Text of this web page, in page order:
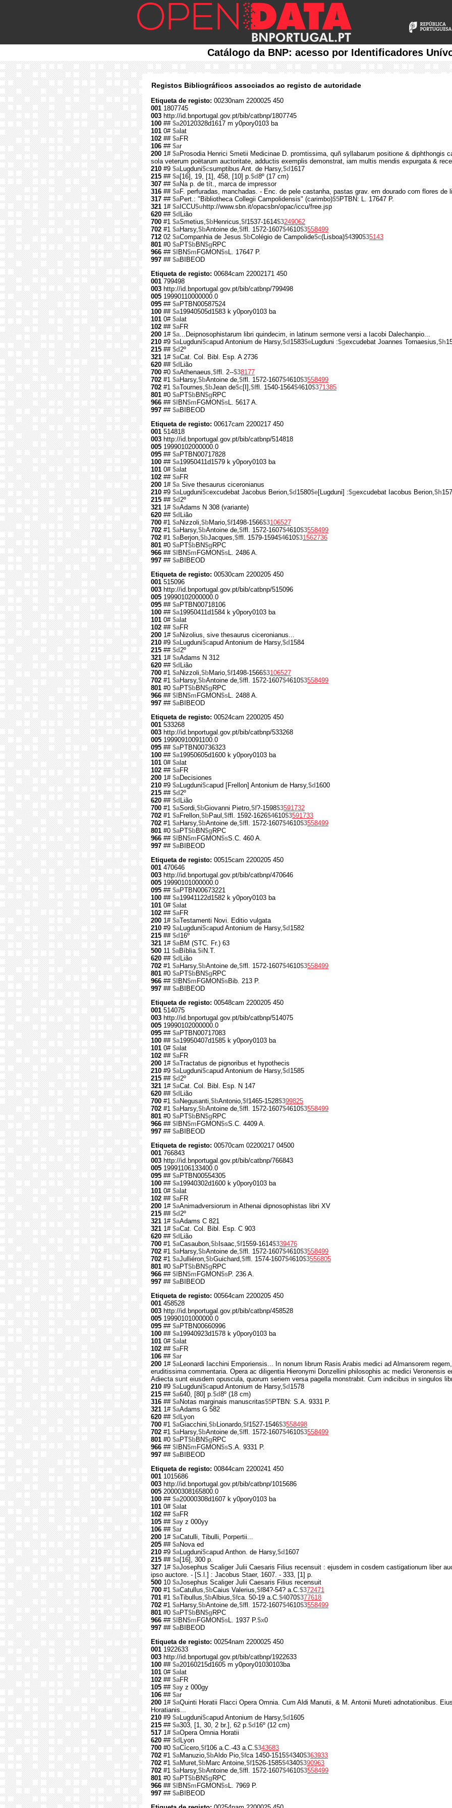
Catálogo da BNP: acesso por Identificadores
Registos Bibliográficos associados ao registo de autoridade
Etiqueta de registo: 00230nam 2200025 450
001 1807745
003 http://id.bnportugal.gov.pt/bib/catbnp/1807745
100 ## $a20120328d1617 m y0pory0103 ba
101 0# $alat
102 ## $aFR
106 ## $ar
200 1# $aProsodia Henrici Smetii Medicinae D. promtissima, quñ syllabarum positione & diphthongis
sola veterum poëtarum auctoritate, adductis exemplis demonstrat, iam multis mendis expurgata &
210 #9 $aLugduni$csumptibus Ant. de Harsy,$d 1617
215 ## $a[16], 19, [1], 458, [10] p.$d8º (17 cm)
307 ## $aNa p. de tít., marca de impressor
316 ## $aF. perfuradas, manchadas. - Enc. de pele castanha, pastas grav. em dourado com flores de
317 ## $aPert.: "Bibliotheca Collegii Campolidensis" (carimbo)$5PTBN: L. 17647 P.
321 1# $aICCU$u http://www.sbn.it/opacsbn/opac/iccu/free.jsp
620 ## $d Lião
700 #1 $aSmetius,$bHenricus,$f1537-1614$3249062
702 #1 $aHarsy,$bAntoine de,$ffl. 1572-1607$4610$3558499
712 02 $aCompanhia de Jesus.$bColégio de Campolide$c(Lisboa)$4390$35143
801 #0 $aPT$bBN$g RPC
966 ## $l BN$m FGMON$sL. 17647 P.
997 ## $aBIBEOD
Etiqueta de registo: 00684cam 22002171 450
001 799498
003 http://id.bnportugal.gov.pt/bib/catbnp/799498
005 19990110000000.0
095 ## $aPTBN00587524
100 ## $a19940505d1583 k y0pory0103 ba
101 0# $alat
102 ## $aFR
200 1# $a...Deipnosophistarum libri quindecim, in latinum sermone versi a Iacobi Dalechanpio...
210 #9 $aLugduni$capud Antonium de Harsy,$d 1583$eLugduni :$gexcudebat Joannes Tornaesius,$h
215 ## $d2º
321 1# $aCat. Col. Bibl. Esp. A 2736
620 ## $d Lião
700 #0 $aAthenaeus,$ffl. 2--$38177
702 #1 $aHarsy,$bAntoine de,$ffl. 1572-1607$4610$3558499
702 #1 $aTournes,$bJean de$c[I],$ffl. 1540-1564$4610$371385
801 #0 $aPT$bBN$g RPC
966 ## $l BN$m FGMON$sL. 5617 A.
997 ## $aBIBEOD
Etiqueta de registo: 00617cam 2200217 450
001 514818
003 http://id.bnportugal.gov.pt/bib/catbnp/514818
005 19990102000000.0
095 ## $aPTBN00717828
100 ## $a19950411d1579 k y0pory0103 ba
101 0# $alat
102 ## $aFR
200 1# $aSive thesaurus ciceronianus
210 #9 $aLugduni$cexcudebat Jacobus Berion,$d 1580$e[Lugduni] :$gexcudebat Iacobus Berion,$h
215 ## $d2º
321 1# $aAdams N 308 (variante)
620 ## $d Lião
700 #1 $aNizzoli,$bMario,$f1498-1566$3106527
702 #1 $aHarsy,$bAntoine de,$ffl. 1572-1607$4610$3558499
702 #1 $aBerjon,$bJacques,$ffl. 1579-1594$4610$31562736
801 #0 $aPT$bBN$g RPC
966 ## $l BN$m FGMON$sL. 2486 A.
997 ## $aBIBEOD
Etiqueta de registo: 00530cam 2200205 450
001 515096
003 http://id.bnportugal.gov.pt/bib/catbnp/515096
005 19990102000000.0
095 ## $aPTBN00718106
100 ## $a19950411d1584 k y0pory0103 ba
101 0# $alat
102 ## $aFR
200 1# $aNizolius, sive thesaurus ciceronianus...
210 #9 $aLugduni$capud Antonium de Harsy,$d 1584
215 ## $d2º
321 1# $aAdams N 312
620 ## $d Lião
700 #1 $aNizzoli,$bMario,$f1498-1566$3106527
702 #1 $aHarsy,$bAntoine de,$ffl. 1572-1607$4610$3558499
801 #0 $aPT$bBN$g RPC
966 ## $l BN$m FGMON$sL. 2488 A.
997 ## $aBIBEOD
Etiqueta de registo: 00524cam 2200205 450
001 533268
003 http://id.bnportugal.gov.pt/bib/catbnp/533268
005 19990910091100.0
095 ## $aPTBN00736323
100 ## $a19950605d1600 k y0pory0103 ba
101 0# $alat
102 ## $aFR
200 1# $aDecisiones
210 #9 $aLugduni$capud [Frellon] Antonium de Harsy,$d 1600
215 ## $d2º
620 ## $d Lião
700 #1 $aSordi,$bGiovanni Pietro,$f?-1598$3591732
702 #1 $aFrellon,$bPaul,$ffl. 1592-1626$4610$3591733
702 #1 $aHarsy,$bAntoine de,$ffl. 1572-1607$4610$3558499
801 #0 $aPT$bBN$g RPC
966 ## $l BN$m FGMON$sS.C. 460 A.
997 ## $aBIBEOD
Etiqueta de registo: 00515cam 2200205 450
001 470646
003 http://id.bnportugal.gov.pt/bib/catbnp/470646
005 19990101000000.0
095 ## $aPTBN00673221
100 ## $a19941122d1582 k y0pory0103 ba
101 0# $alat
102 ## $aFR
200 1# $aTestamenti Novi. Editio vulgata
210 #9 $aLugduni$capud Antonium de Harsy,$d 1582
215 ## $d 16º
321 1# $aBM (STC. Fr.) 63
500 11 $aBíblia.$i N.T.
620 ## $d Lião
702 #1 $aHarsy,$bAntoine de,$ffl. 1572-1607$4610$3558499
801 #0 $aPT$bBN$g RPC
966 ## $l BN$m FGMON$sBib. 213 P.
997 ## $aBIBEOD
Etiqueta de registo: 00548cam 2200205 450
001 514075
003 http://id.bnportugal.gov.pt/bib/catbnp/514075
005 19990102000000.0
095 ## $aPTBN00717083
100 ## $a19950407d1585 k y0pory0103 ba
101 0# $alat
102 ## $aFR
200 1# $aTractatus de pignoribus et hypothecis
210 #9 $aLugduni$capud Antonium de Harsy,$d 1585
215 ## $d2º
321 1# $aCat. Col. Bibl. Esp. N 147
620 ## $d Lião
700 #1 $aNegusanti,$bAntonio,$f1465-1528$399825
702 #1 $aHarsy,$bAntoine de,$ffl. 1572-1607$4610$3558499
801 #0 $aPT$bBN$g RPC
966 ## $l BN$m FGMON$sS.C. 4409 A.
997 ## $aBIBEOD
Etiqueta de registo: 00570cam 02200217 04500
001 766843
003 http://id.bnportugal.gov.pt/bib/catbnp/766843
005 19991106133400.0
095 ## $aPTBN00554305
100 ## $a19940302d1600 k y0pory0103 ba
101 0# $alat
102 ## $aFR
200 1# $aAnimadversiorum in Athenai dipnosophistas libri XV
215 ## $d2º
321 1# $aAdams C 821
321 1# $aCat. Col. Bibl. Esp. C 903
620 ## $d Lião
700 #1 $aCasaubon,$b Isaac,$f1559-1614$339476
702 #1 $aHarsy,$bAntoine de,$ffl. 1572-1607$4610$3558499
702 #1 $aJulliéron,$bGuichard,$ffl. 1574-1607$4610$3556805
801 #0 $aPT$bBN$g RPC
966 ## $l BN$m FGMON$sP. 236 A.
997 ## $aBIBEOD
Etiqueta de registo: 00564cam 2200205 450
001 458528
003 http://id.bnportugal.gov.pt/bib/catbnp/458528
005 19990101000000.0
095 ## $aPTBN00660996
100 ## $a19940923d1578 k y0pory0103 ba
101 0# $alat
102 ## $aFR
106 ## $ar
200 1# $aLeonardi Iacchini Emporiensis... In nonum librum Rasis Arabis medici ad Almansorem
eruditissima commentaria. Opera ac diligentia Hieronymi Donzellini philosophis ac medici Veronensis
Adiecta sunt eiusdem opuscula, quorum seriem versa pagella monstrabit. Cum indicibus in singulos
210 #9 $aLugduni$capud Antonium de Harsy,$d 1578
215 ## $a640, [80] p.$d8º (18 cm)
316 ## $aNotas marginais manuscritas$5PTBN: S.A. 9331 P.
321 1# $aAdams G 582
620 ## $d Lyon
700 #1 $aGiacchini,$bLionardo,$f1527-1546$3558498
702 #1 $aHarsy,$bAntoine de,$ffl. 1572-1607$4610$3558499
801 #0 $aPT$bBN$g RPC
966 ## $l BN$m FGMON$sS.A. 9331 P.
997 ## $aBIBEOD
Etiqueta de registo: 00844cam 2200241 450
001 1015686
003 http://id.bnportugal.gov.pt/bib/catbnp/1015686
005 20000308165800.0
100 ## $a20000308d1607 k y0pory0103 ba
101 0# $alat
102 ## $aFR
105 ## $ay z 000yy
106 ## $ar
200 1# $aCatulli, Tibulli, Porpertii...
205 ## $aNova ed
210 #9 $aLugduni$capud Anthon. de Harsy,$d 1607
215 ## $a[16], 300 p.
327 1# $aJosephus Scaliger Julii Caesaris Filius recensuit : ejusdem in cosdem castigationum liber
ipso auctore. - [S.l.] : Jacobus Staer, 1607. - 333, [1] p.
500 10 $aJosephus Scaliger Julii Caesaris Filius recensuit
700 #1 $aCatullus,$bCaius Valerius,$f84?-54? a.C.$372471
701 #1 $aTibullus,$bAlbius,$fca. 50-19 a.C.$4070$377618
702 #1 $aHarsy,$bAntoine de,$ffl. 1572-1607$4610$3558499
801 #0 $aPT$bBN$g RPC
966 ## $l BN$m FGMON$sL. 1937 P.$x0
997 ## $aBIBEOD
Etiqueta de registo: 00254nam 2200025 450
001 1922633
003 http://id.bnportugal.gov.pt/bib/catbnp/1922633
100 ## $a20160215d1605 m y0pory01030103ba
101 0# $alat
102 ## $aFR
105 ## $ay z 000gy
106 ## $ar
200 1# $aQuinti Horatii Flacci Opera Omnia. Cum Aldi Manutii, & M. Antonii Mureti adnotationibus.
Horatianis...
210 #9 $aLugduni$capud Antonium de Harsy,$d 1605
215 ## $a303, [1, 30, 2 br.], 62 p.$d 16º (12 cm)
517 1# $aOpera Omnia Horatii
620 ## $d Lyon
700 #0 $aCícero,$f106 a.C.-43 a.C.$343683
702 #1 $aManuzio,$bAldo Pio,$fca 1450-1515$4340$363933
702 #1 $aMuret,$bMarc Antoine,$f1526-1585$4340$390963
702 #1 $aHarsy,$bAntoine de,$ffl. 1572-1607$4610$3558499
801 #0 $aPT$bBN$g RPC
966 ## $l BN$m FGMON$sL. 7969 P.
997 ## $aBIBEOD